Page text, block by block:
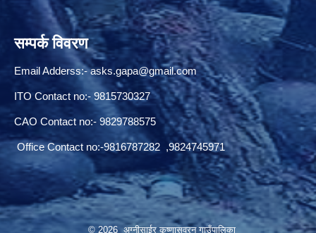
सम्पर्क विवरण
Email Adderss:-asks.gapa@gmail.com
ITO Contact no:- 9815730327
CAO Contact no:- 9829788575
Office Contact no:-9816787282 ,9824745971
© 2026 अग्नीसाईर कृष्णासवरन गाउँपालिका